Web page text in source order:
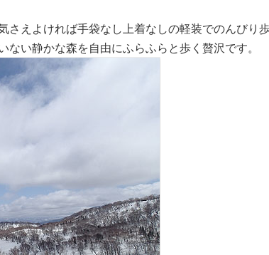
さえよければ手袋なし上着なしの軽装でのんびり歩
ない静かな森を自由にふらふらと歩く贅沢です。